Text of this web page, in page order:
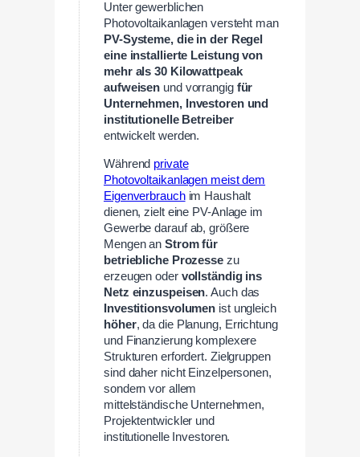
Unter gewerblichen
Photovoltaikanlagen versteht man
PV-Systeme, die in der Regel
eine installierte Leistung von
mehr als 30 Kilowattpeak
aufweisen und vorrangigfür
Unternehmen, Investoren und
institutionelle Betreiber
entwickelt werden.
Während private
Photovoltaikanlagen meist dem
Eigenverbrauchim Haushalt
dienen, zielt eine PV-Anlage im
Gewerbe darauf ab, größere
Mengen anStrom für
betriebliche Prozessezu
erzeugen oder vollständig ins
Netz einzuspeisen. Auch das
Investitionsvolumen ist ungleich
höher, da die Planung, Errichtung
und Finanzierung komplexere
Strukturen erfordert. Zielgruppen
sind daher nicht Einzelpersonen,
sondern vor allem
mittelständische Unternehmen,
Projektentwickler und
institutionelle Investoren.